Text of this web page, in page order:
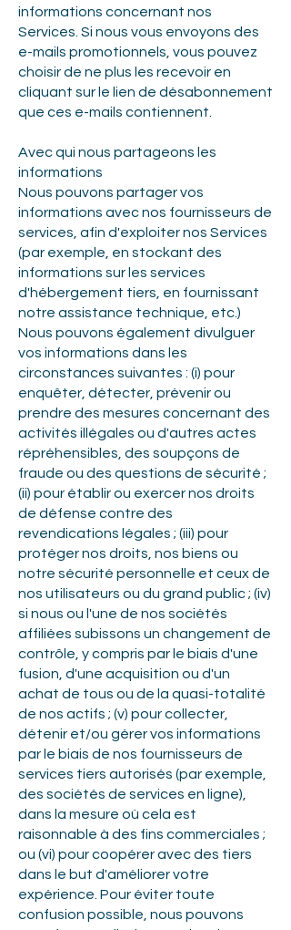
informations concernant nos
Services. Si nous vous envoyons des
e-mails promotionnels, vous pouvez
choisir de ne plus les recevoir en
cliquant sur le lien de désabonnement
que ces e-mails contiennent.
Avec qui nous partageons les
informations
Nous pouvons partager vos
informations avec nos fournisseurs de
services, afin d'exploiter nos Services
(par exemple, en stockant des
informations sur les services
d'hébergement tiers, en fournissant
notre assistance technique, etc.)
Nous pouvons également divulguer
vos informations dans les
circonstances suivantes : (i) pour
enquêter, détecter, prévenir ou
prendre des mesures concernant des
activités illégales ou d'autres actes
répréhensibles, des soupçons de
fraude ou des questions de sécurité ;
(ii) pour établir ou exercer nos droits
de défense contre des
revendications légales ; (iii) pour
protéger nos droits, nos biens ou
notre sécurité personnelle et ceux de
nos utilisateurs ou du grand public ; (iv)
si nous ou l'une de nos sociétés
affiliées subissons un changement de
contrôle, y compris par le biais d'une
fusion, d'une acquisition ou d'un
achat de tous ou de la quasi-totalité
de nos actifs ; (v) pour collecter,
détenir et/ou gérer vos informations
par le biais de nos fournisseurs de
services tiers autorisés (par exemple,
des sociétés de services en ligne),
dans la mesure où cela est
raisonnable à des fins commerciales ;
ou (vi) pour coopérer avec des tiers
dans le but d'améliorer votre
expérience. Pour éviter toute
confusion possible, nous pouvons